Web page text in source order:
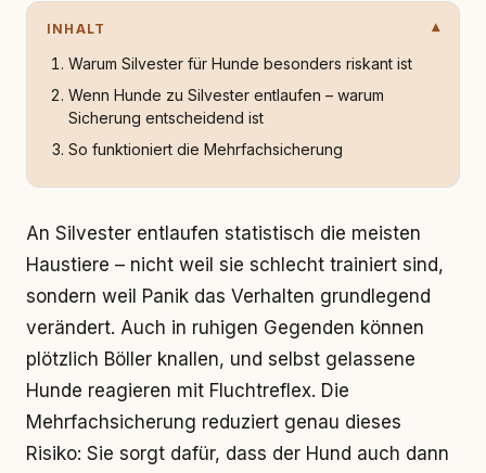
INHALT
Warum Silvester für Hunde besonders riskant ist
Wenn Hunde zu Silvester entlaufen – warum
Sicherung entscheidend ist
So funktioniert die Mehrfachsicherung
An Silvester entlaufen statistisch die meisten
Haustiere – nicht weil sie schlecht trainiert sind,
sondern weil Panik das Verhalten grundlegend
verändert. Auch in ruhigen Gegenden können
plötzlich Böller knallen, und selbst gelassene
Hunde reagieren mit Fluchtreflex. Die
Mehrfachsicherung reduziert genau dieses
Risiko: Sie sorgt dafür, dass der Hund auch dann